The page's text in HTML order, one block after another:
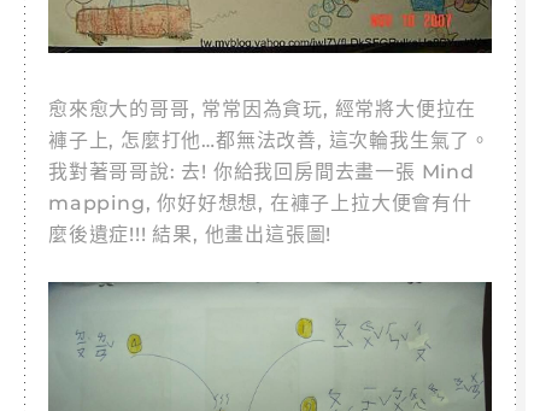
愈來愈大的哥哥, 常常因為貪玩, 經常將大便拉在
褲子上, 怎麼打他…都無法改善, 這次輪我生氣了。
我對著哥哥說: 去! 你給我回房間去畫一張 Mind
mapping, 你好好想想, 在褲子上拉大便會有什
麼後遺症!!! 結果, 他畫出這張圖!